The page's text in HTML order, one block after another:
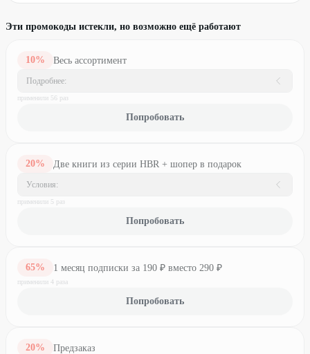
Эти промокоды истекли, но возможно ещё работают
10% Весь ассортимент
Подробнее:
применили 56 раз
Попробовать
20% Две книги из серии HBR + шопер в подарок
Условия:
применили 5 раз
Попробовать
65% 1 месяц подписки за 190 ₽ вместо 290 ₽
применили 4 раз а
Попробовать
20% Предзаказ